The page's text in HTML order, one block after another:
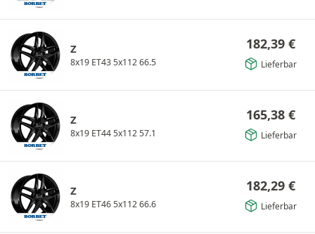
Z
8x19 ET43 5x112 66.5
182,39 €
Lieferbar
Z
8x19 ET44 5x112 57.1
165,38 €
Lieferbar
Z
8x19 ET46 5x112 66.6
182,29 €
Lieferbar